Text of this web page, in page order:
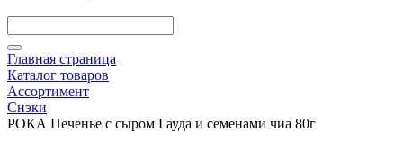
Главная страница
Каталог товаров
Ассортимент
Снэки
РОКА Печенье с сыром Гауда и семенами чиа 80г